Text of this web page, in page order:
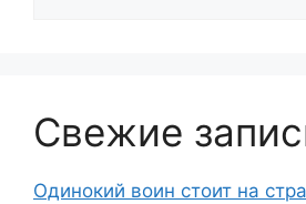
Свежие
Одинокий воин стоит на